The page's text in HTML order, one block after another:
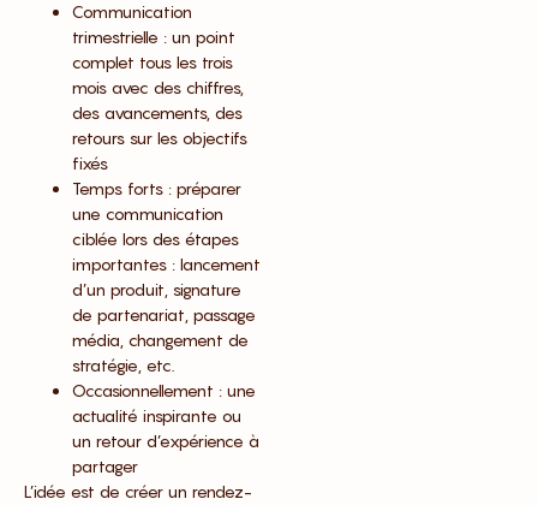
Communication
trimestrielle : un point
complet tous les trois
mois avec des chiffres,
des avancements, des
retours sur les objectifs
fixés
Temps forts : préparer
une communication
ciblée lors des étapes
importantes : lancement
d’un produit, signature
de partenariat, passage
média, changement de
stratégie, etc.
Occasionnellement : une
actualité inspirante ou
un retour d’expérience à
partager
L’idée est de créer un rendez-